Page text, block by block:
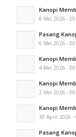
Kanopi
8 Mei 2026 -
Pasang
6 Mei 2026 -
Kanopi
4 Mei 2026 -
Kanopi
2 Mei 2026 -
Kanopi
30 April 2026 -
Pasang